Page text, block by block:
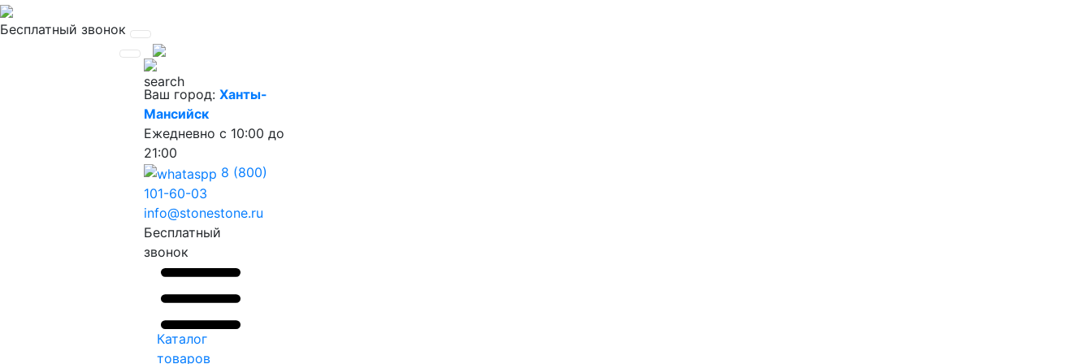
Бесплатный звонок
Ваш город: Ханты-
Мансийск
Ежедневно с 10:00 до
21:00
8 (800)
101-60-03
info@stonestone.ru
Бесплатный
звонок
Каталог
товаров